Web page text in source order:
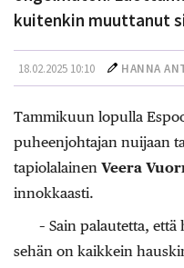
kuitenkin muuttanut
18.02.2025 10:10 HANNA
Tammikuun lopulla
puheenjohtajan nuijaan
tapiolalainen Veera
innokkaasti.
– Sain palautetta,
sehän on kaikkein